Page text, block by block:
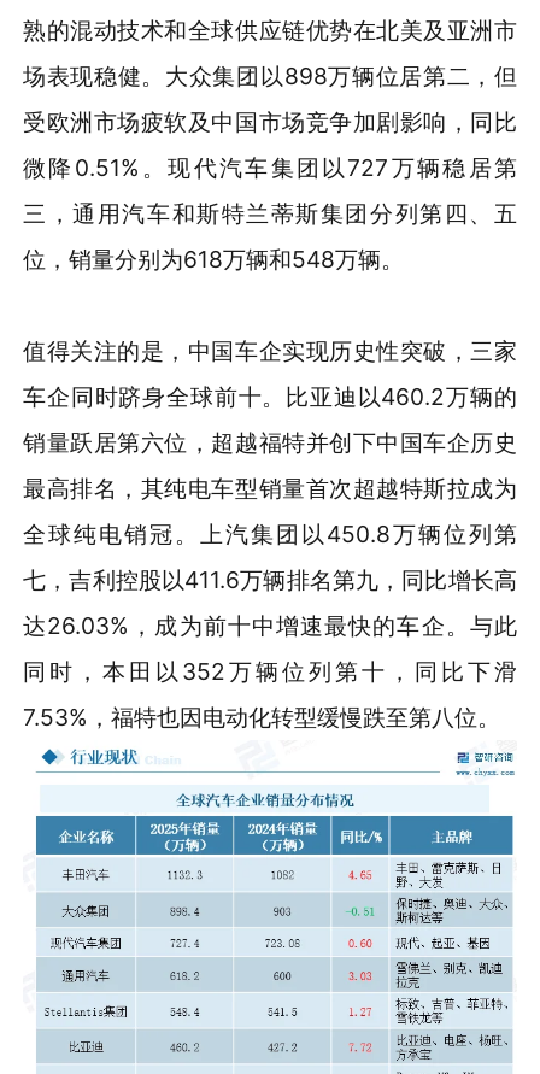
熟的混动技术和全球供应链优势在北美及亚洲市
场表现稳健。大众集团以898万辆位居第二，但
受欧洲市场疲软及中国市场竞争加剧影响，同比
微降0.51%。现代汽车集团以727万辆稳居第
三，通用汽车和斯特兰蒂斯集团分列第四、五
位，销量分别为618万辆和548万辆。
值得关注的是，中国车企实现历史性突破，三家
车企同时跻身全球前十。比亚迪以460.2万辆的
销量跃居第六位，超越福特并创下中国车企历史
最高排名，其纯电车型销量首次超越特斯拉成为
全球纯电销冠。上汽集团以450.8万辆位列第
七，吉利控股以411.6万辆排名第九，同比增长高
达26.03%，成为前十中增速最快的车企。与此
同时，本田以352万辆位列第十，同比下滑
7.53%，福特也因电动化转型缓慢跌至第八位。